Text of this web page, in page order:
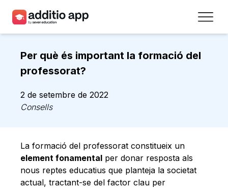
Centres
Recursos
Plans
Accés
Registra’t
Per què és important la formació del
professorat?
2 de setembre de 2022
Consells
La formació del professorat constitueix un
element fonamental per donar resposta als
nous reptes educatius que planteja la societat
actual, tractant-se del factor clau per